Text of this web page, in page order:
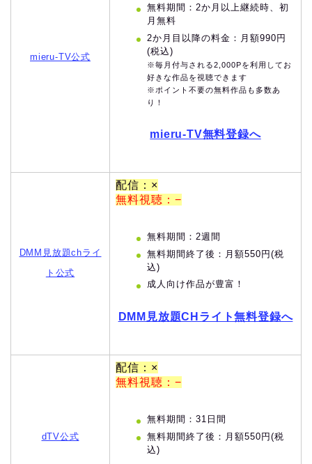
mieru-TV公式
無料期間：2か月以上継続時、初
月無料
2か月目以降の料金：月額990円
(税込)
※毎月付与される2,000Pを利用してお
好きな作品を視聴できます
※ポイント不要の無料作品も多数あ
り！
mieru-TV無料登録へ
DMM見放題chライ
ト公式
配信：×
無料視聴：−
無料期間：2週間
無料期間終了後：月額550円(税
込)
成人向け作品が豊富！
DMM見放題CHライト無料登録へ
dTV公式
配信：×
無料視聴：−
無料期間：31日間
無料期間終了後：月額550円(税
込)